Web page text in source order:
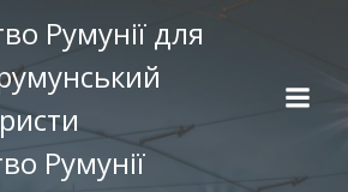
к
содержимому
Румунії для
Румунії